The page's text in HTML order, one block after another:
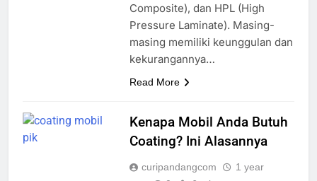
Composite), dan HPL (High
Pressure Laminate). Masing-
masing memiliki keunggulan dan
kekurangannya…
Read More
Kenapa Mobil Anda Butuh
Coating? Ini Alasannya
curipandangcom
1 year